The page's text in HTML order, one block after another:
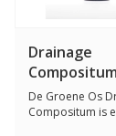
Drainage
De Groene Os
Compositum is